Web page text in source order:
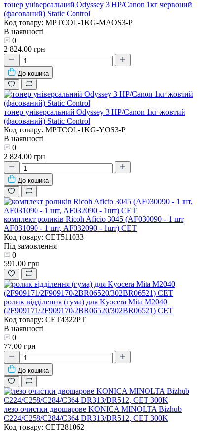
тонер універсальний Odyssey 3 HP/Canon 1кг червоний
(фасований) Static Control
Код товару: MPTCOL-1KG-MAOS3-P
В наявності
0
2 824.00 грн
До кошика
тонер універсальний Odyssey 3 HP/Canon 1кг жовтий
(фасований) Static Control
Код товару: MPTCOL-1KG-YOS3-P
В наявності
0
2 824.00 грн
До кошика
комплект роликів Ricoh Aficio 3045 (AF030090 - 1 шт,
AF031090 - 1 шт, AF032090 - 1шт) CET
Код товару: CET511033
Під замовлення
0
591.00 грн
ролик відділення (гума) для Kyocera Mita M2040
(2F909171/2F909170/2BR06520/302BR06521) CET
Код товару: CET4322PT
В наявності
0
77.00 грн
До кошика
лезо очистки двошарове KONICA MINOLTA Bizhub
C224/C258/C284/C364 DR313/DR512, CET 300K
Код товару: CET281062